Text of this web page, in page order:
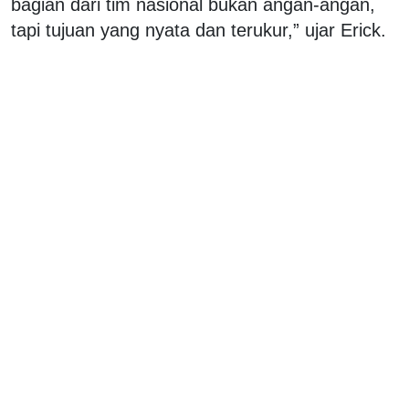
bagian dari tim nasional bukan angan-angan,
tapi tujuan yang nyata dan terukur,” ujar Erick.